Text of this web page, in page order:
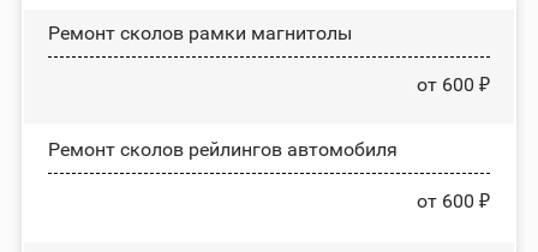
Ремонт сколов рамки магнитолы
от 600 ₽
Ремонт сколов рейлингов автомобиля
от 600 ₽